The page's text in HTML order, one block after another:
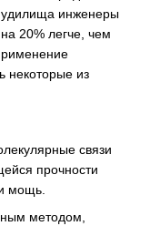
удилища инженеры
20% легче, чем
некоторые из
связи
прочности
мощь.
методом,